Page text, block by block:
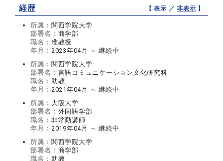
経歴 【 表示 ／非表示 】
所属： 関西学院大学
部署名： 商学部
職名： 准教授
年月： 2023年04月 ～ 継続中
所属： 関西学院大学
部署名： 言語コミュニケーション文化研究科
職名： 助教
年月： 2021年04月 ～ 継続中
所属： 大阪大学
部署名： 外国語学部
職名： 非常勤講師
年月： 2019年04月 ～ 継続中
所属： 関西学院大学
部署名： 商学部
職名： 助教